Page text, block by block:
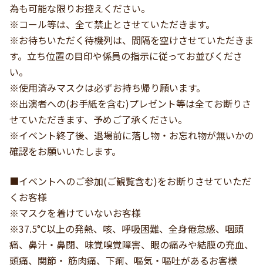
為も可能な限りお控えください。
※コール等は、全て禁止とさせていただきます。
※お待ちいただく待機列は、間隔を空けさせていただきま
す。立ち位置の目印や係員の指示に従ってお並びくださ
い。
※使用済みマスクは必ずお持ち帰り願います。
※出演者への(お手紙を含む)プレゼント等は全てお断りさ
せていただきます、予めご了承ください。
※イベント終了後、退場前に落し物・お忘れ物が無いかの
確認をお願いいたします。
■イベントへのご参加(ご観覧含む)をお断りさせていただ
くお客様
※マスクを着けていないお客様
※37.5°C以上の発熱、咳、呼吸困難、全身倦怠感、咽頭
痛、鼻汁・鼻閉、味覚嗅覚障害、眼の痛みや結膜の充血、
頭痛、関節・ 筋肉痛、下痢、嘔気・嘔吐があるお客様